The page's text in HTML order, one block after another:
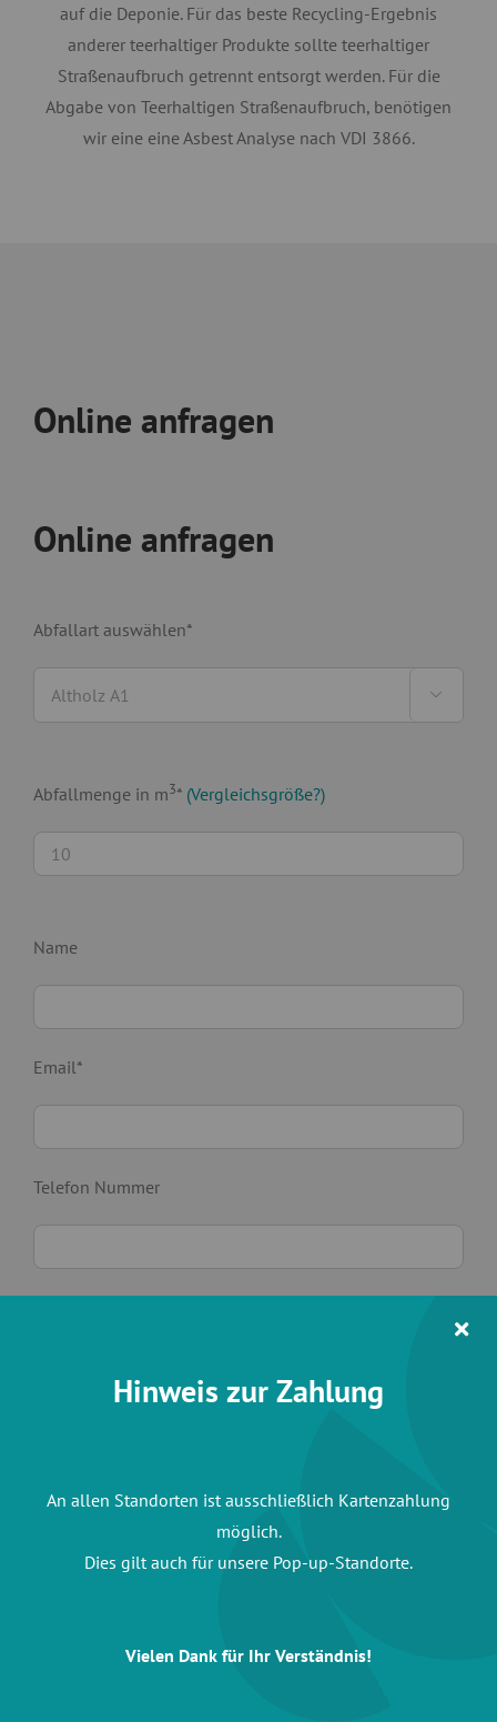
auf die Deponie. Für das beste Recycling-Ergebnis
anderer teerhaltiger Produkte sollte teerhaltiger
Straßenaufbruch getrennt entsorgt werden. Für die
Abgabe von Teerhaltigen Straßenaufbruch, benötigen
wir eine eine Asbest Analyse nach VDI 3866.
Online anfragen
Online anfragen
Abfallart auswählen*

Abfallmenge in m3* (Vergleichsgröße?)
Name
Email*
Telefon Nummer
Hinweis zur Zahlung
An allen Standorten ist ausschließlich Kartenzahlung
möglich.
Dies gilt auch für unsere Pop-up-Standorte.
Vielen Dank für Ihr Verständnis!